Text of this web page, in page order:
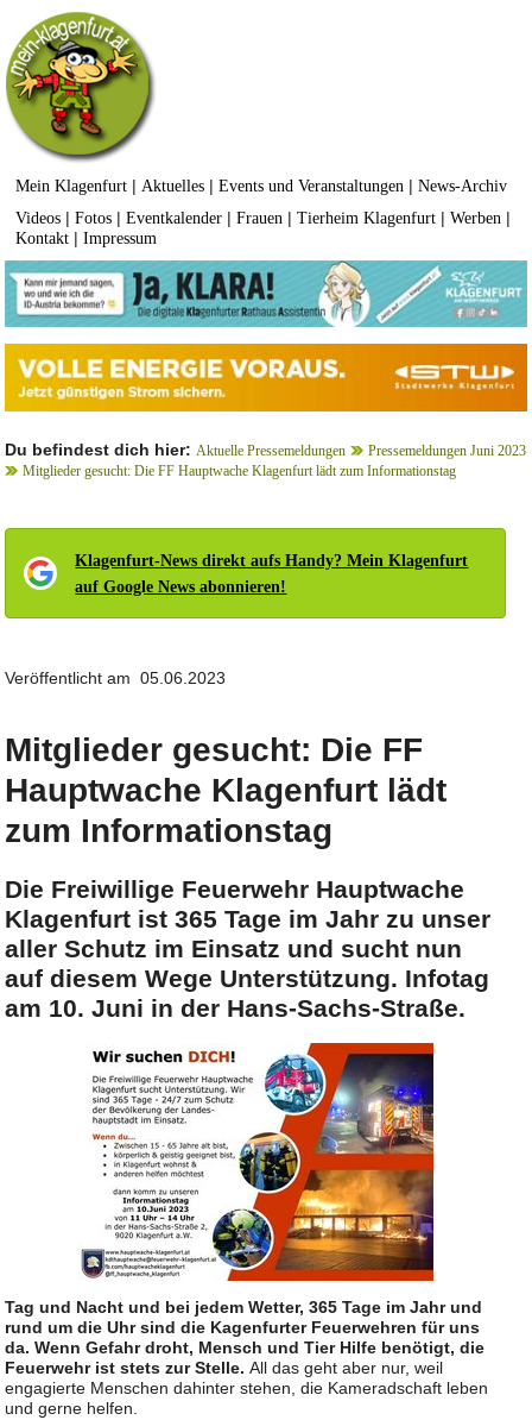
Mein Klagenfurt | Aktuelles |Events und Veranstaltungen |News-Archiv
Videos |Fotos |Eventkalender |Frauen |Tierheim Klagenfurt |Werben |
Kontakt |Impressum
Du befindest dich hier: Aktuelle Pressemeldungen
Pressemeldungen Juni 2023
Mitglieder gesucht: Die FF Hauptwache Klagenfurt lädt zum Informationstag
Klagenfurt-News direkt aufs Handy? Mein Klagenfurt
auf Google News abonnieren!
Veröffentlicht am 05.06.2023
Mitglieder gesucht: Die FF
Hauptwache Klagenfurt lädt
zum Informationstag
Die Freiwillige Feuerwehr Hauptwache
Klagenfurt ist 365 Tage im Jahr zu unser
aller Schutz im Einsatz und sucht nun
auf diesem Wege Unterstützung. Infotag
am 10. Juni in der Hans-Sachs-Straße.
Tag und Nacht und bei jedem Wetter, 365 Tage im Jahr und
rund um die Uhr sind die Kagenfurter Feuerwehren für uns
da. Wenn Gefahr droht, Mensch und Tier Hilfe benötigt, die
Feuerwehr ist stets zur Stelle.All das geht aber nur, weil
engagierte Menschen dahinter stehen, die Kameradschaft leben
und gerne helfen.